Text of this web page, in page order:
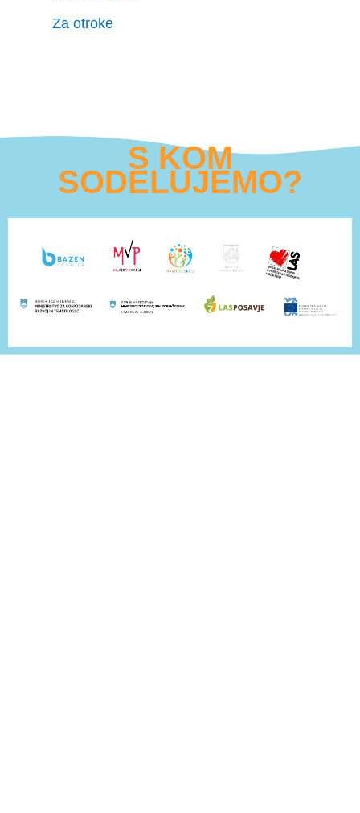
Za otroke
S KOM
SODELUJEMO?